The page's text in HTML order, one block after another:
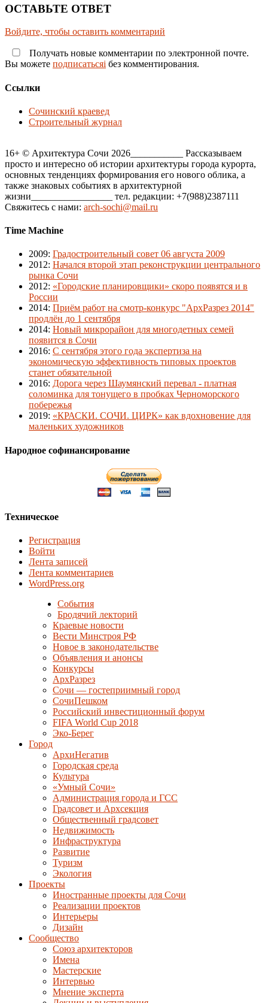
ОСТАВЬТЕ ОТВЕТ
Войдите, чтобы оставить комментарий
Получать новые комментарии по электронной почте.
Вы можете подписатьсяi без комментирования.
Ссылки
Сочинский краевед
Строительный журнал
16+ © Архитектура Сочи 2026___________ Рассказываем
просто и интересно об истории архитектуры города курорта,
основных тенденциях формирования его нового облика, а
также знаковых событиях в архитектурной
жизни_________________ тел. редакции: +7(988)2387111
Свяжитесь с нами: arch-sochi@mail.ru
Time Machine
2009: Градостроительный совет 06 августа 2009
2012: Начался второй этап реконструкции центрального
рынка Сочи
2012: «Городские планировщики» скоро появятся и в
России
2014: Приём работ на смотр-конкурс "АрхРазрез 2014"
продлён до 1 сентября
2014: Новый микрорайон для многодетных семей
появится в Сочи
2016: С сентября этого года экспертиза на
экономическую эффективность типовых проектов
станет обязательной
2016: Дорога через Шаумянский перевал - платная
соломинка для тонущего в пробках Черноморского
побережья
2019: «КРАСКИ. СОЧИ. ЦИРК» как вдохновение для
маленьких художников
Народное софинансирование
Техническое
Регистрация
Войти
Лента записей
Лента комментариев
WordPress.org
События
Бродячий лекторий
Краевые новости
Вести Минстроя РФ
Новое в законодательстве
Объявления и анонсы
Конкурсы
АрхРазрез
Сочи — гостеприимный город
СочиПешком
Российский инвестиционный форум
FIFA World Cup 2018
Эко-Берег
Город
АрхиНегатив
Городская среда
Культура
«Умный Сочи»
Администрация города и ГСС
Градсовет и Архсекция
Общественный градсовет
Недвижимость
Инфраструктура
Развитие
Туризм
Экология
Проекты
Иностранные проекты для Сочи
Реализации проектов
Интерьеры
Дизайн
Сообщество
Союз архитекторов
Имена
Мастерские
Интервью
Мнение эксперта